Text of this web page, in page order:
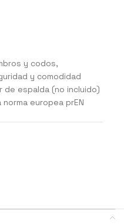
y codos,
y comodidad
espalda (no incluido)
europea prEN